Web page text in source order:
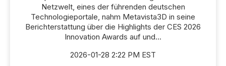
Netzwelt, eines der führenden deutschen
Technologieportale, nahm Metavista3D in seine
Berichterstattung über die Highlights der CES 2026
Innovation Awards auf und...
2026-01-28 2:22 PM EST